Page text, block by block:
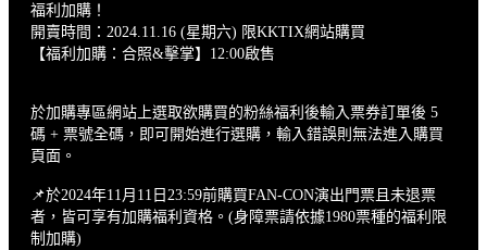
福利加購！
開賣時間：2024.11.16 (星期六) 限KKTIX網站購買
【福利加購：合照&擊掌】12:00啟售
於加購專區網站上選取欲購買的粉絲福利後輸入票券訂單後 5
碼 + 票號全碼，即可開始進行選購，輸入錯誤則無法進入購買
頁面。
📌於2024年11月11日23:59前購買FAN-CON演出門票且未退票
者，皆可享有加購福利資格。(身障票請依據1980票種的福利限
制加購)